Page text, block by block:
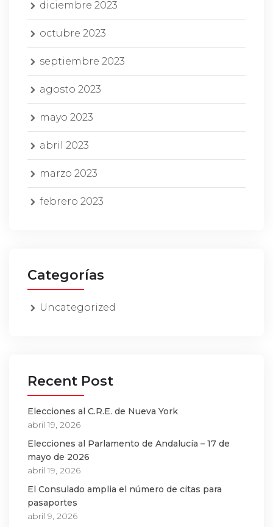
diciembre 2023
octubre 2023
septiembre 2023
agosto 2023
mayo 2023
abril 2023
marzo 2023
febrero 2023
Categorías
Uncategorized
Recent Post
Elecciones al C.R.E. de Nueva York
abril 19, 2026
Elecciones al Parlamento de Andalucía – 17 de
mayo de 2026
abril 19, 2026
El Consulado amplia el número de citas para
pasaportes
abril 9, 2026